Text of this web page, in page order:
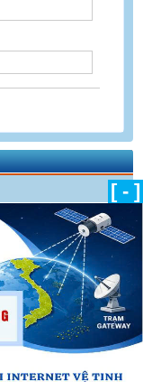
số vô
trưởng
nguồn
hành:18/04/2018
hiệu lực:18/04/2018
hiệu lực:Còn hiệu
[ - ]